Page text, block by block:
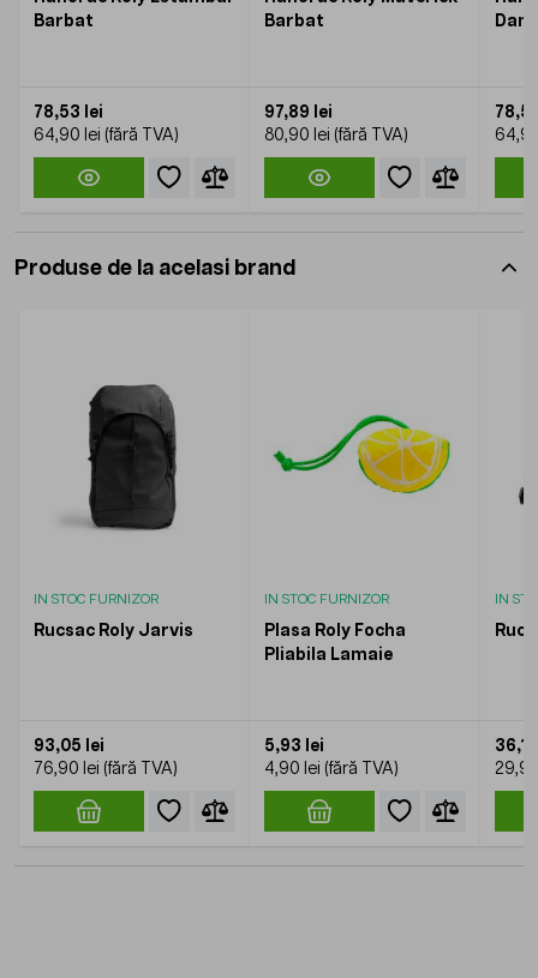
Barbat
78,53 lei
64,90 lei
Barbat
97,89 lei
80,90 lei
Produse de la acelasi brand
IN STOC FURNIZOR
Rucsac Roly Jarvis
93,05 lei
76,90 lei
IN STOC FURNIZOR
Plasa Roly Focha
Pliabila Lamaie
5,93 lei
4,90 lei
IN